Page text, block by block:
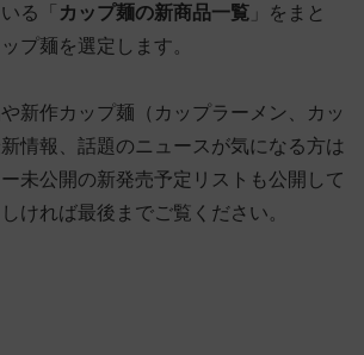
る「 カップ麺の新商品一覧 」をまと
プ麺を選定します。
新作カップ麺（カップラーメン、カッ
情報、話題のニュースが気になる方は
ー未公開の新発売予定リストも公開して
ければ最後までご覧ください。